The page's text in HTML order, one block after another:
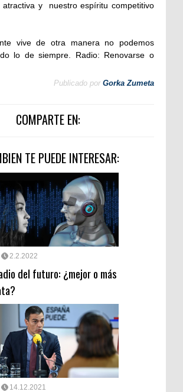
atractiva y nuestro espíritu competitivo
vive de otra manera no podemos
lo de siempre. Radio: Renovarse o
Publicado por Gorka Zumeta
COMPARTE EN:
TE PUEDE INTERESAR:
2.2.2022
del futuro: ¿mejor o más
14.12.2021